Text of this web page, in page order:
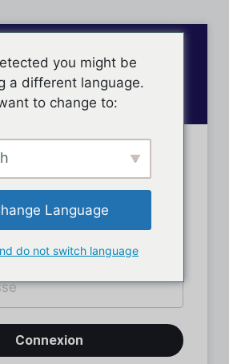
des membres
you might be
a different language.
to change to:
Language
do not switch language